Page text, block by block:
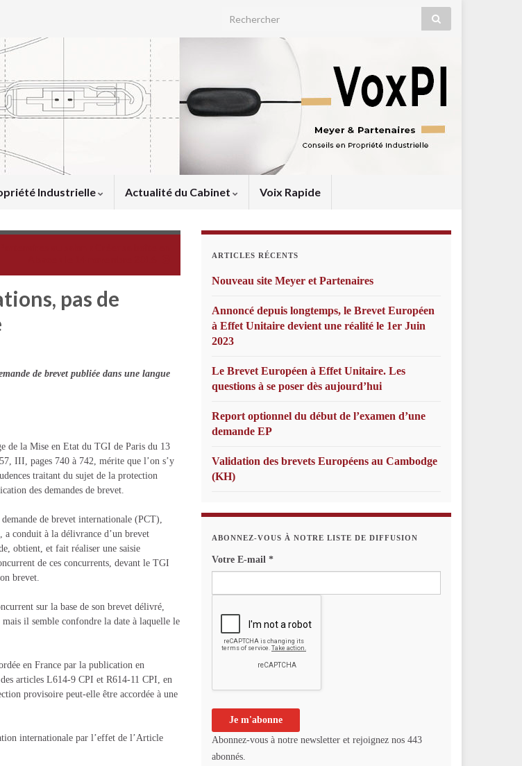
Search for:
Industrielle Actualité du Cabinet Voix Rapide
pas de
de brevet publiée dans une langue
de la Mise en Etat du TGI de Paris du 13
III, pages 740 à 742, mérite que l’on s’y
traitant du sujet de la protection
des demandes de brevet.
de brevet internationale (PCT),
a conduit à la délivrance d’un brevet
obtient, et fait réaliser une saisie
de ces concurrents, devant le TGI
brevet.
sur la base de son brevet délivré,
il semble confondre la date à laquelle le
en France par la publication en
articles L614-9 CPI et R614-11 CPI, en
provisoire peut-elle être accordée à une
internationale par l’effet de l’Article
ARTICLES RÉCENTS
Nouveau site Meyer et Partenaires
Annoncé depuis longtemps, le Brevet Européen
à Effet Unitaire devient une réalité le 1er Juin
2023
Le Brevet Européen à Effet Unitaire. Les
questions à se poser dès aujourd’hui
Report optionnel du début de l’examen d’une
demande EP
Validation des brevets Européens au Cambodge
(KH)
ABONNEZ-VOUS À NOTRE LISTE DE DIFFUSION
Votre E-mail *
Abonnez-vous à notre newsletter et rejoignez nos 443
abonnés.